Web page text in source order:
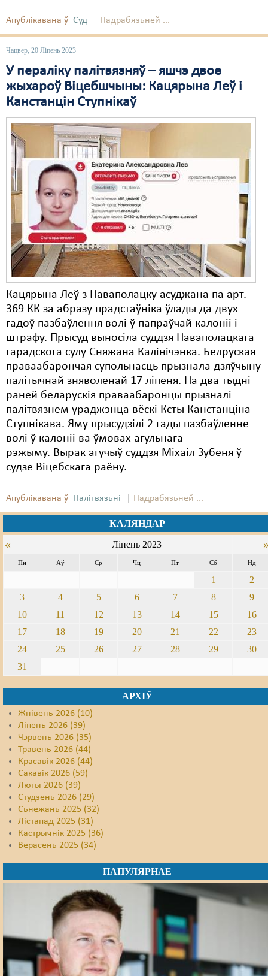
Апублікавана ў Суд Падрабязьней ...
Чацвер, 20 Ліпень 2023
У пераліку палітвязняў – яшчэ двое
жыхароў Віцебшчыны: Кацярына Леў і
Канстанцін Ступнікаў
Кацярына Леў з Наваполацку асуджана па арт.
369 КК за абразу прадстаўніка ўлады да двух
гадоў пазбаўлення волі ў папраўчай калоніі і
штрафу. Прысуд выносіла суддзя Наваполацкага
гарадскога сулу Сняжана Калінічэнка. Белруская
праваабарончая супольнасць прызнала дзяўчыну
палітычнай зняволенай 17 ліпеня. На два тыдні
раней беларускія праваабаронцы прызналі
палітвязнем ураджэнца вёскі Ксты Канстанціна
Ступнікава. Яму прысудзілі 2 гады пазбаўленне
волі ў калоніі ва ўмовах агульнага
рэжыму. Вырак агучыў суддзя Міхаіл Зубеня ў
судзе Віцебскага раёну.
Апублікавана ў Палітвязьні Падрабязьней ...
КАЛЯНДАР
« Ліпень 2023
Пн Аў Ср Чц Пт Сб Нд
1
2
3
4 5 6 7 8
9
10
11 12 13 14 15
16
17
18 19 20 21 22
23
24
25 26 27 28 29
30
31
АРХІЎ
Жнівень 2026 (10)
Ліпень 2026 (39)
Чэрвень 2026 (35)
Травень 2026 (44)
Красавік 2026 (44)
Сакавік 2026 (59)
Люты 2026 (39)
Студзень 2026 (29)
Сьнежань 2025 (32)
Лістапад 2025 (31)
Кастрычнік 2025 (36)
Верасень 2025 (34)
ПАПУЛЯРНАЕ